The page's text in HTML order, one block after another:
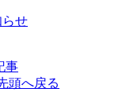
事
頭へ戻る